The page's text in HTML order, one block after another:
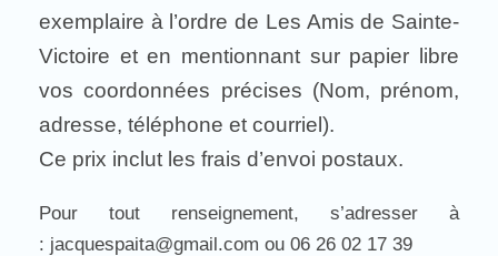
exemplaire à l’ordre de Les Amis de Sainte-
Victoire et en mentionnant sur papier libre
vos coordonnées précises (Nom, prénom,
adresse, téléphone et courriel).
Ce prix inclut les frais d’envoi postaux.
Pour tout renseignement, s’adresser à
: jacquespaita@gmail.com ou 06 26 02 17 39